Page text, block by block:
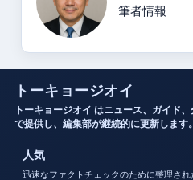
筆者情報
トーキョージオイ
トーキョージオイ はニュース、ガイド
で提供し、編集部が継続的に更新します。
人気
迅速なファクトチェックのために整理さ